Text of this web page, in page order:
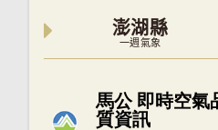
澎湖縣
一週氣象
內嵌空氣品質小工